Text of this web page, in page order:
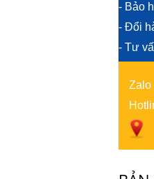
- Bảo
- Đổi
- Tư
Zalo